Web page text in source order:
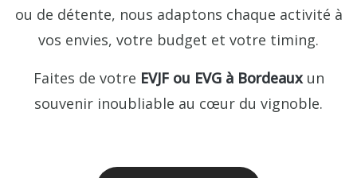
ou de détente, nous adaptons chaque activité à
vos envies, votre budget et votre timing.
Faites de votre EVJF ou EVG à Bordeauxun
souvenir inoubliable au cœur du vignoble.